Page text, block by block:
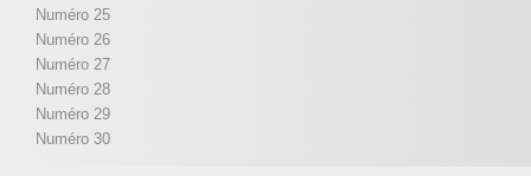
Numéro 25
Numéro 26
Numéro 27
Numéro 28
Numéro 29
Numéro 30